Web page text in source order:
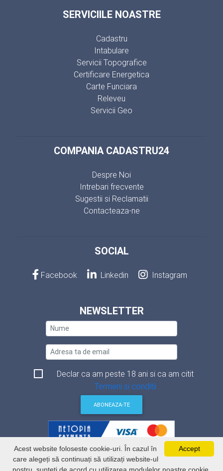
SERVICIILE NOASTRE
Cadastru
Intabulare
Servicii Topografice
Certificare Energetica
Carte Funciara
Releveu
Servicii Geo
COMPANIA CADASTRU24
Despre Noi
Intrebari frecvente
Sugestii si Reclamatii
Contacteaza-ne
SOCIAL
Facebook Linkedin Instagram
NEWSLETTER
Declar ca am peste 18 ani si ca am citit
Termeni si conditii
ABONEAZA-TE
Termeni si conditii
Politica de securitate a datelor
Accept
Acest website foloseste cookie-uri. În cazul în
care alegeți să continuați să utilizați website-ul